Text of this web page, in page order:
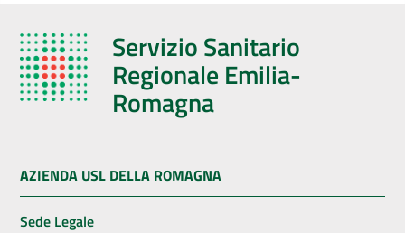
dei
Servizi
Servizio Sanitario
Regionale Emilia-
Romagna
AZIENDA USL DELLA ROMAGNA
Sede Legale